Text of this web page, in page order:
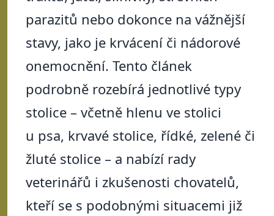
parazitů nebo dokonce na vážnější
stavy, jako je krvácení či nádorové
onemocnění. Tento článek
podrobně rozebírá jednotlivé typy
stolice – včetně hlenu ve stolici
u psa, krvavé stolice, řídké, zelené či
žluté stolice – a nabízí rady
veterinářů i zkušenosti chovatelů,
kteří se s podobnými situacemi již